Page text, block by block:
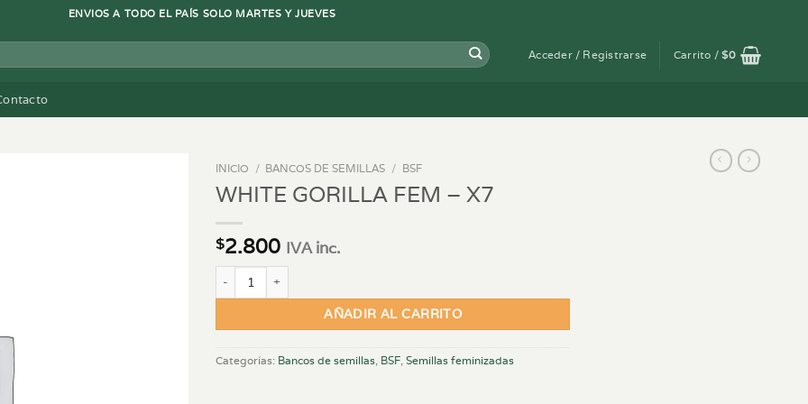
ENVIOS A TODO EL PAÍS SOLO MARTES Y JUEVES
Acceder / Registrarse Carrito /$0
INICIO / BANCOS DE SEMILLAS / BSF
WHITE GORILLA FEM – X7
$2.800 IVA inc.
AÑADIR AL CARRITO
Categorías: Bancos de semillas BSF Semillas feminizadas